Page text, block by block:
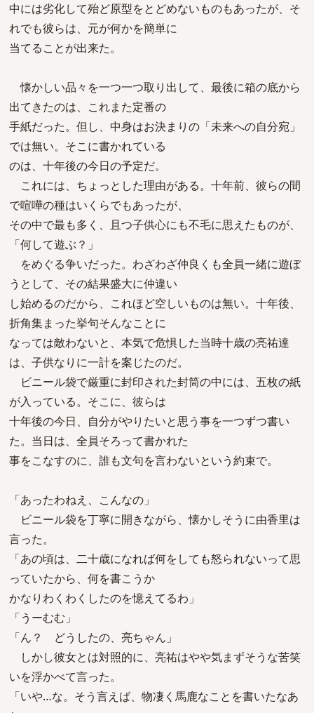
中には劣化して殆ど原型をとどめないものもあったが、そ
れでも彼らは、元が何かを簡単に
当てることが出来た。
懐かしい品々を一つ一つ取り出して、最後に箱の底から
出てきたのは、これまた定番の
手紙だった。但し、中身はお決まりの「未来への自分宛」
では無い。そこに書かれている
のは、十年後の今日の予定だ。
これには、ちょっとした理由がある。十年前、彼らの間
で喧嘩の種はいくらでもあったが、
その中で最も多く、且つ子供心にも不毛に思えたものが、
「何して遊ぶ？」
をめぐる争いだった。わざわざ仲良くも全員一緒に遊ぼ
うとして、その結果盛大に仲違い
し始めるのだから、これほど空しいものは無い。十年後、
折角集まった挙句そんなことに
なっては敵わないと、本気で危惧した当時十歳の亮祐達
は、子供なりに一計を案じたのだ。
ビニール袋で厳重に封印された封筒の中には、五枚の紙
が入っている。そこに、彼らは
十年後の今日、自分がやりたいと思う事を一つずつ書い
た。当日は、全員そろって書かれた
事をこなすのに、誰も文句を言わないという約束で。
「あったわねえ、こんなの」
ビニール袋を丁寧に開きながら、懐かしそうに由香里は
言った。
「あの頃は、二十歳になれば何をしても怒られないって思
っていたから、何を書こうか
かなりわくわくしたのを憶えてるわ」
「うーむむ」
「ん？ どうしたの、亮ちゃん」
しかし彼女とは対照的に、亮祐はやや気まずそうな苦笑
いを浮かべて言った。
「いや…な。そう言えば、物凄く馬鹿なことを書いたなあ